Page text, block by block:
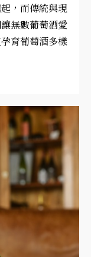
，而傳統與現
無數葡萄酒愛
育葡萄酒多樣